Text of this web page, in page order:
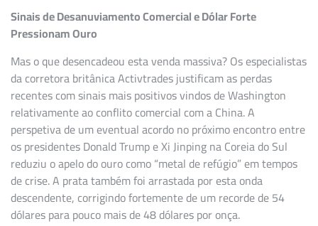
Sinais de Desanuviamento Comercial e Dólar Forte
Pressionam Ouro
Mas o que desencadeou esta venda massiva? Os especialistas
da corretora britânica Activtrades justificam as perdas
recentes com sinais mais positivos vindos de Washington
relativamente ao conflito comercial com a China. A
perspetiva de um eventual acordo no próximo encontro entre
os presidentes Donald Trump e Xi Jinping na Coreia do Sul
reduziu o apelo do ouro como “metal de refúgio” em tempos
de crise. A prata também foi arrastada por esta onda
descendente, corrigindo fortemente de um recorde de 54
dólares para pouco mais de 48 dólares por onça.